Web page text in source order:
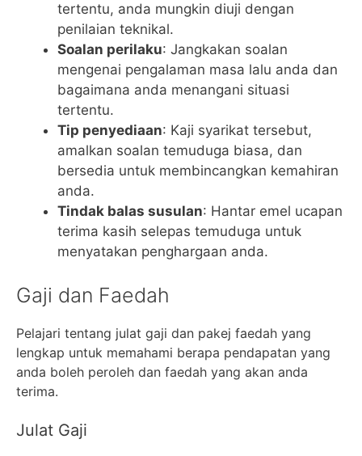
tertentu, anda mungkin diuji dengan
penilaian teknikal.
Soalan perilaku: Jangkakan soalan
mengenai pengalaman masa lalu anda dan
bagaimana anda menangani situasi
tertentu.
Tip penyediaan: Kaji syarikat tersebut,
amalkan soalan temuduga biasa, dan
bersedia untuk membincangkan kemahiran
anda.
Tindak balas susulan: Hantar emel ucapan
terima kasih selepas temuduga untuk
menyatakan penghargaan anda.
Gaji dan Faedah
Pelajari tentang julat gaji dan pakej faedah yang
lengkap untuk memahami berapa pendapatan yang
anda boleh peroleh dan faedah yang akan anda
terima.
Julat Gaji